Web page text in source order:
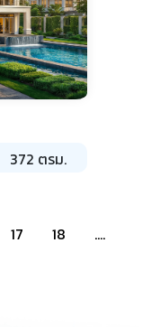
372 ตรม.
17 18
....